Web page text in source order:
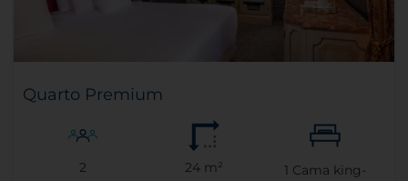
Quarto Premium
2 24 m² 1 Cama king-